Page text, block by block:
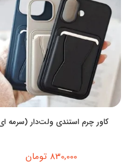
کاور چرم استندی ولت‌دار (سرمه
830,000 تومان